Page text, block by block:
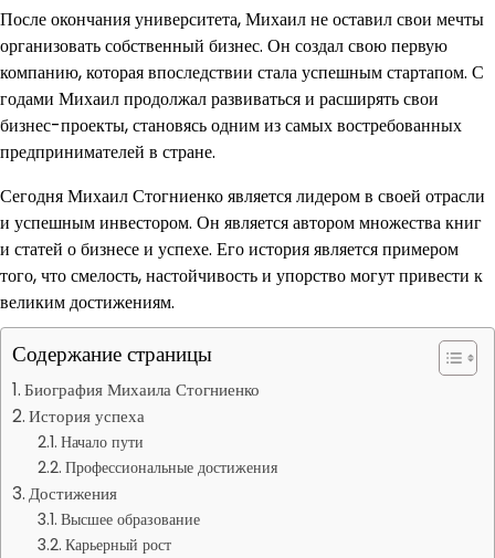
После окончания университета, Михаил не оставил свои мечты
организовать собственный бизнес. Он создал свою первую
компанию, которая впоследствии стала успешным стартапом. С
годами Михаил продолжал развиваться и расширять свои
бизнес-проекты, становясь одним из самых востребованных
предпринимателей в стране.
Сегодня Михаил Стогниенко является лидером в своей отрасли
и успешным инвестором. Он является автором множества книг
и статей о бизнесе и успехе. Его история является примером
того, что смелость, настойчивость и упорство могут привести к
великим достижениям.
Содержание страницы
Биография Михаила Стогниенко
История успеха
Начало пути
Профессиональные достижения
Достижения
Высшее образование
Карьерный рост